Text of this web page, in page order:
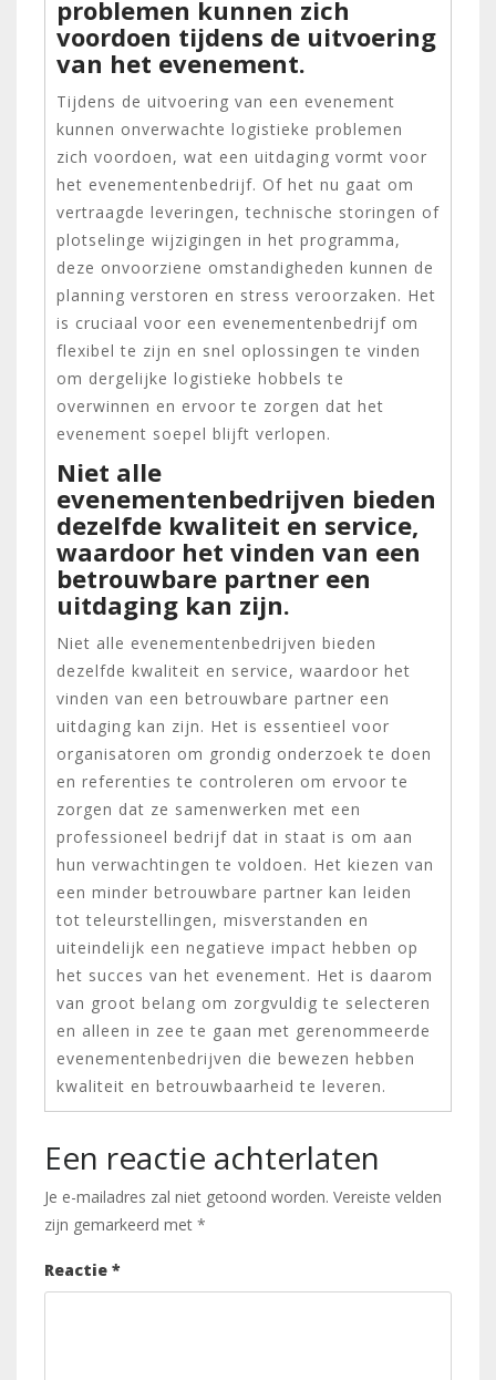
problemen kunnen zich
voordoen tijdens de uitvoering
van het evenement.
Tijdens de uitvoering van een evenement
kunnen onverwachte logistieke problemen
zich voordoen, wat een uitdaging vormt voor
het evenementenbedrijf. Of het nu gaat om
vertraagde leveringen, technische storingen of
plotselinge wijzigingen in het programma,
deze onvoorziene omstandigheden kunnen de
planning verstoren en stress veroorzaken. Het
is cruciaal voor een evenementenbedrijf om
flexibel te zijn en snel oplossingen te vinden
om dergelijke logistieke hobbels te
overwinnen en ervoor te zorgen dat het
evenement soepel blijft verlopen.
Niet alle
evenementenbedrijven bieden
dezelfde kwaliteit en service,
waardoor het vinden van een
betrouwbare partner een
uitdaging kan zijn.
Niet alle evenementenbedrijven bieden
dezelfde kwaliteit en service, waardoor het
vinden van een betrouwbare partner een
uitdaging kan zijn. Het is essentieel voor
organisatoren om grondig onderzoek te doen
en referenties te controleren om ervoor te
zorgen dat ze samenwerken met een
professioneel bedrijf dat in staat is om aan
hun verwachtingen te voldoen. Het kiezen van
een minder betrouwbare partner kan leiden
tot teleurstellingen, misverstanden en
uiteindelijk een negatieve impact hebben op
het succes van het evenement. Het is daarom
van groot belang om zorgvuldig te selecteren
en alleen in zee te gaan met gerenommeerde
evenementenbedrijven die bewezen hebben
kwaliteit en betrouwbaarheid te leveren.
Een reactie achterlaten
Je e-mailadres zal niet getoond worden. Vereiste velden
zijn gemarkeerd met *
Reactie *